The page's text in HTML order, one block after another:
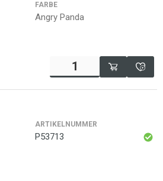
FARBE
Angry Panda
ARTIKELNUMMER
P53713